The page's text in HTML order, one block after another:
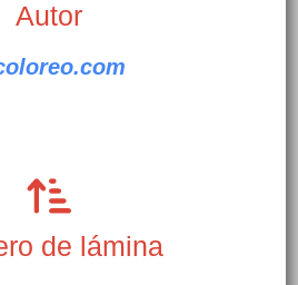
Autor
de lámina